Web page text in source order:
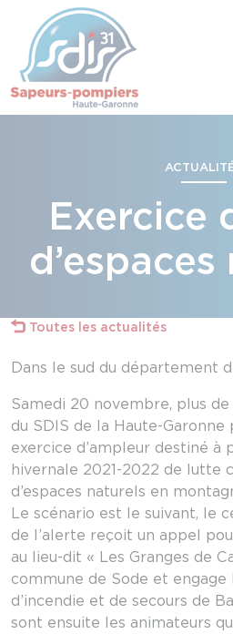
Exercice
Toutes les actualités
Dans le sud du département
Samedi 20 novembre, plus
du SDIS de la Haute-
exercice d’ampleur destiné à
hivernale 2021-2022 de lutte
d’espaces naturels en
Le scénario est le suivant, le
de l’alerte reçoit un appel
au lieu-dit « Les Granges de
commune de Sode et
d’incendie et de secours de
sont ensuite les animateurs
Panneau de gestion des cookies